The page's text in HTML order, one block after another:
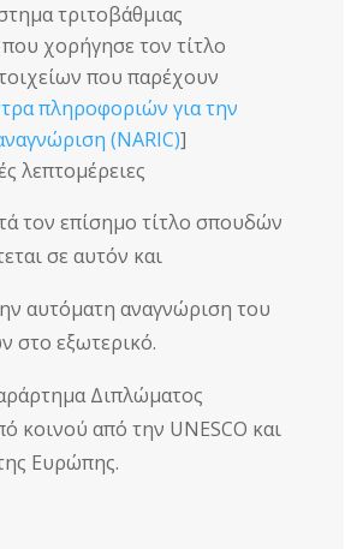
τριτοβάθμιας
χορήγησε τον τίτλο
που παρέχουν
πληροφοριών για την
(NARIC)]
λεπτομέρειες
τον επίσημο τίτλο σπουδών
σε αυτόν και
αυτόματη αναγνώριση του
στο εξωτερικό.
Διπλώματος
κοινού από την UNESCO και
Ευρώπης.